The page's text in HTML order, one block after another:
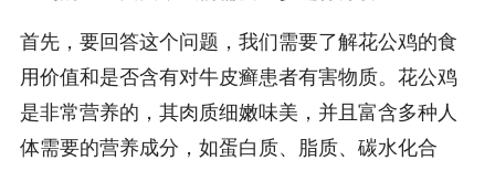
首先，要回答这个问题，我们需要了解花公鸡的食
用价值和是否含有对牛皮癣患者有害物质。花公鸡
是非常营养的，其肉质细嫩味美，并且富含多种人
体需要的营养成分，如蛋白质、脂质、碳水化合